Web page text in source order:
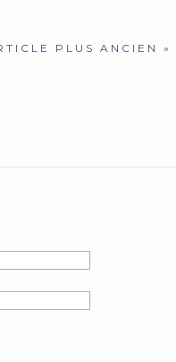
PLUS ANCIEN »